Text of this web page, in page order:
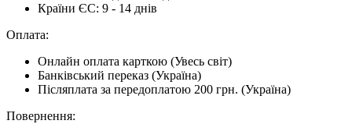
Країни ЄС: 9 - 14 днів
Оплата:
Онлайн оплата карткою (Увесь світ)
Банківський переказ (Україна)
Післяплата за передоплатою 200 грн. (Україна)
Повернення: